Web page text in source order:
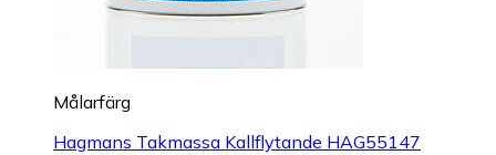
Målarfärg
Hagmans Takmassa Kallflytande HAG55147